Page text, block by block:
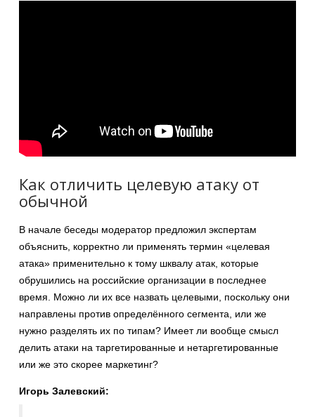
Как отличить целевую атаку от
обычной
В начале беседы модератор предложил экспертам
объяснить, корректно ли применять термин «целевая
атака» применительно к тому шквалу атак, которые
обрушились на российские организации в последнее
время. Можно ли их все назвать целевыми, поскольку они
направлены против определённого сегмента, или же
нужно разделять их по типам? Имеет ли вообще смысл
делить атаки на таргетированные и нетаргетированные
или же это скорее маркетинг?
Игорь Залевский: